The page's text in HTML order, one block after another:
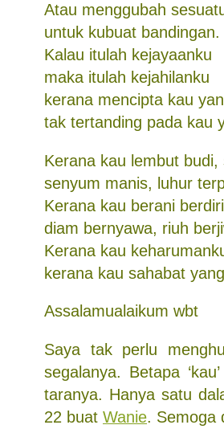
Atau menggubah
untuk kubuat bandingan.
Kalau itulah kejayaanku
maka itulah kejahilanku
kerana mencipta kau
tak tertanding pada kau
Kerana kau lembut budi,
senyum manis, luhur
Kerana kau berani
diam bernyawa, riuh
Kerana kau
kerana kau sahabat
Assalamualaikum wbt
Saya tak perlu
segalanya. Betapa
taranya. Hanya satu
22 buat Wanie. Semoga